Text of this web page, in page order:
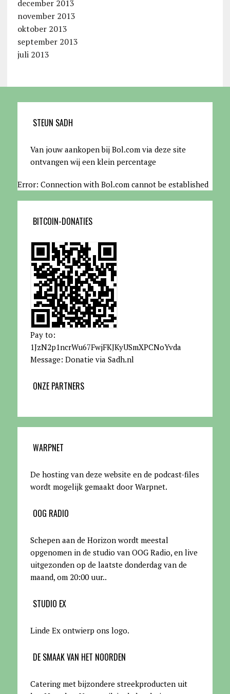
december 2013
november 2013
oktober 2013
september 2013
juli 2013
STEUN SADH
Van jouw aankopen bij Bol.com via deze site
ontvangen wij een klein percentage
Error: Connection with Bol.com cannot be established
BITCOIN-DONATIES
Pay to:
1JzN2p1ncrWu67FwjFKJKyUSmXPCNoYvda
Message: Donatie via Sadh.nl
ONZE PARTNERS
WARPNET
De hosting van deze website en de podcast-files
wordt mogelijk gemaakt door Warpnet.
OOG RADIO
Schepen aan de Horizon wordt meestal
opgenomen in de studio van OOG Radio, en live
uitgezonden op de laatste donderdag van de
maand, om 20:00 uur..
STUDIO EX
Linde Ex ontwierp ons logo.
DE SMAAK VAN HET NOORDEN
Catering met bijzondere streekproducten uit